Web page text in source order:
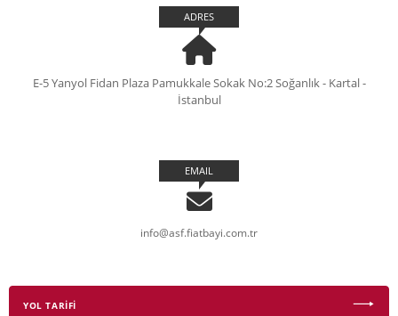
ADRES
E-5 Yanyol Fidan Plaza Pamukkale Sokak No:2 Soğanlık - Kartal -
İstanbul
EMAIL
info@asf.fiatbayi.com.tr
YOL TARİFİ